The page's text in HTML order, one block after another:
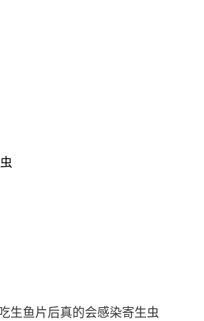
生鱼片后真的会感染寄生虫